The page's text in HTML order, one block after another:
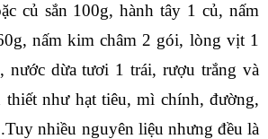
củ sắn 100g, hành tây 1 củ, nấm
nấm kim châm 2 gói, lòng vịt 1
nước dừa tươi 1 trái, rượu trắng và
thiết như hạt tiêu, mì chính, đường,
nhiều nguyên liệu nhưng đều là